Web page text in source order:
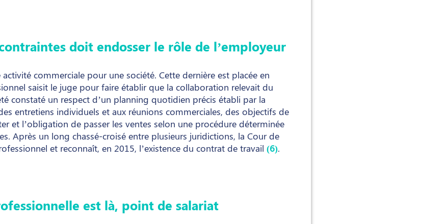
doit endosser le rôle de l’employeur
commerciale pour une société. Cette dernière est placée en
saisit le juge pour faire établir que la collaboration relevait du
constaté un respect d’un planning quotidien précis établi par la
entretiens individuels et aux réunions commerciales, des objectifs de
et l’obligation de passer les ventes selon une procédure déterminée
Après un long chassé-croisé entre plusieurs juridictions, la Cour de
et reconnaît, en 2015, l’existence du contrat de travail (6).
est là, point de salariat